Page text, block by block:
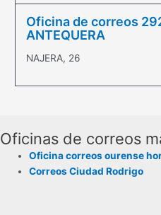
Oficina de correos
ANTEQUERA
NAJERA, 26
Oficinas de correos
Oficina correos ourense
Correos Ciudad Rodrigo